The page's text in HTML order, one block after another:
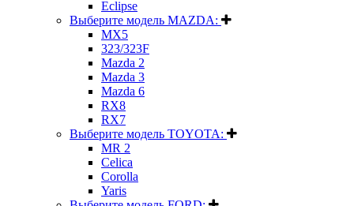
Eclipse
Выберите модель MAZDA:
MX5
323/323F
Mazda 2
Mazda 3
Mazda 6
RX8
RX7
Выберите модель TOYOTA:
MR 2
Celica
Corolla
Yaris